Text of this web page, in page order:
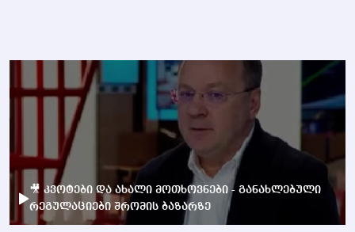
🎥 კვოტები და ახალი მოთხოვნები - განახლებული
რეგულაციები შრომის ბაზარზე